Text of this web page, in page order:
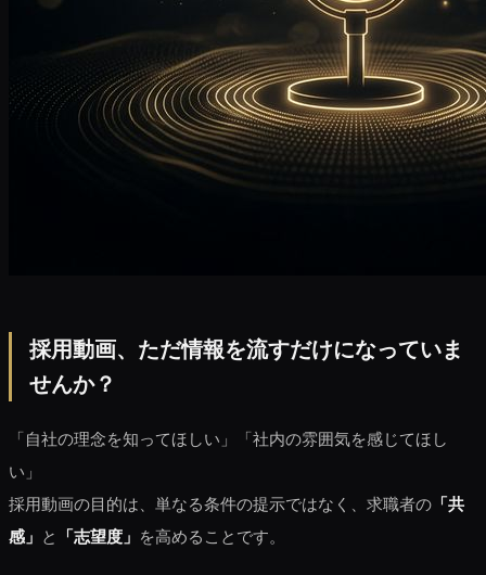
採用動画、ただ情報を流すだけになっていま
せんか？
「自社の理念を知ってほしい」「社内の雰囲気を感じてほし
い」
採用動画の目的は、単なる条件の提示ではなく、求職者の 「共
感」 と 「志望度」 を高めることです。